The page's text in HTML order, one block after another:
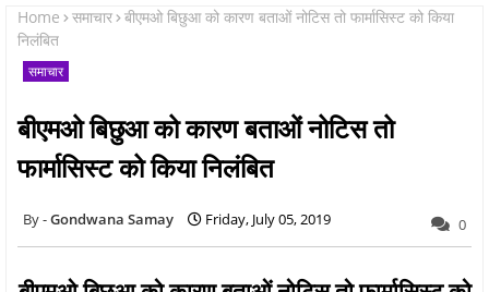
Home समाचार बीएमओ बिछुआ को कारण बताओं नोटिस तो फार्मासिस्ट को किया
निलंबित
समाचार
बीएमओ बिछुआ को कारण बताओं नोटिस तो
फार्मासिस्ट को किया निलंबित
Gondwana Samay Friday, July 05, 2019 0